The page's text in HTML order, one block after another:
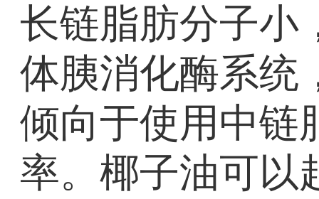
长链脂肪分子小
体胰消化酶系统
倾向于使用中链
率。椰子油可以